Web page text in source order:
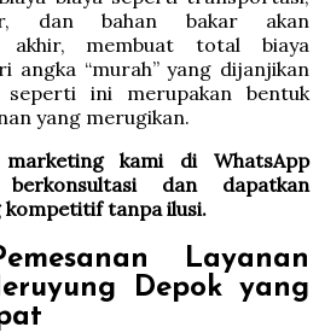
dan bahan bakar akan
akhir, membuat total biaya
angka “murah” yang dijanjikan
ini merupakan bentuk
yang merugikan.
kami di WhatsApp
berkonsultasi dan dapatkan
kompetitif tanpa ilusi.
Layanan
Depok yang